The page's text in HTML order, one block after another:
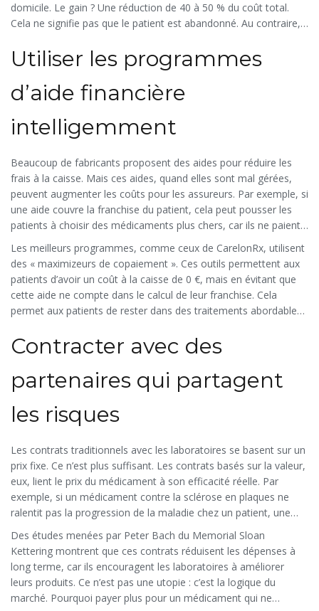
domicile. Le gain ? Une réduction de 40 à 50 % du coût total.
Cela ne signifie pas que le patient est abandonné. Au contraire,
distance, des visites d’infirmiers et un suivi personnalisé. C’est
une meilleure expérience, pas une diminution de la qualité.
Utiliser les programmes
d’aide financière
intelligemment
Beaucoup de fabricants proposent des aides pour réduire les
frais à la caisse. Mais ces aides, quand elles sont mal gérées,
peuvent augmenter les coûts pour les assureurs. Par exemple, si
une aide couvre la franchise du patient, cela peut pousser les
patients à choisir des médicaments plus chers, car ils ne paient
rien. Ce n’est pas une économie, c’est un piège.
Les meilleurs programmes, comme ceux de CarelonRx, utilisent
des « maximizeurs de copaiement ». Ces outils permettent aux
patients d’avoir un coût à la caisse de 0 €, mais en évitant que
cette aide ne compte dans le calcul de leur franchise. Cela
permet aux patients de rester dans des traitements abordables,
pour tout le monde.
Contracter avec des
partenaires qui partagent
les risques
Les contrats traditionnels avec les laboratoires se basent sur un
prix fixe. Ce n’est plus suffisant. Les contrats basés sur la valeur,
eux, lient le prix du médicament à son efficacité réelle. Par
exemple, si un médicament contre la sclérose en plaques ne
ralentit pas la progression de la maladie chez un patient, une
partie du coût est remboursée. Ce n’est pas une théorie - c’est
déjà en place dans 45 % de plus de contrats en 2023 par rapport
à 2022.
Des études menées par Peter Bach du Memorial Sloan
Kettering montrent que ces contrats réduisent les dépenses à
long terme, car ils encouragent les laboratoires à améliorer
leurs produits. Ce n’est pas une utopie : c’est la logique du
marché. Pourquoi payer plus pour un médicament qui ne